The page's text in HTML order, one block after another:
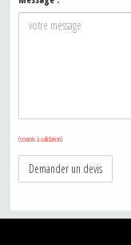
(soumis à validation)